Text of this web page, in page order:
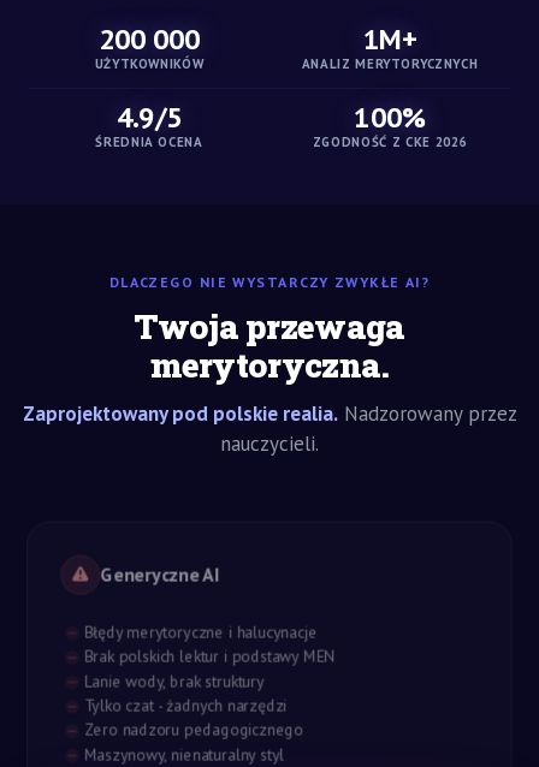
200 000
UŻYTKOWNIKÓW
1M+
ANALIZ MERYTORYCZNYCH
4.9/5
ŚREDNIA OCENA
100%
ZGODNOŚĆ Z CKE 2026
DLACZEGO NIE WYSTARCZY ZWYKŁE AI?
Twoja przewaga
merytoryczna.
Zaprojektowany pod polskie realia.Nadzorowany przez
nauczycieli.
Generyczne AI
Błędy merytoryczne i halucynacje
Brak polskich lektur i podstawy MEN
Lanie wody, brak struktury
Tylko czat - żadnych narzędzi
Zero nadzoru pedagogicznego
Maszynowy, nienaturalny styl